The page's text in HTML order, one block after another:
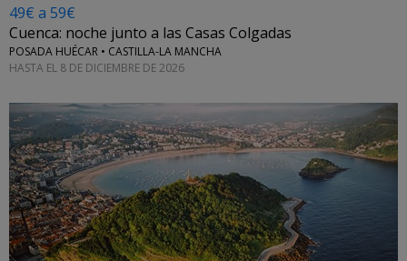
49€ a 59€
Cuenca: noche junto a las Casas Colgadas
POSADA HUÉCAR • CASTILLA-LA MANCHA
HASTA EL 8 DE DICIEMBRE DE 2026
←